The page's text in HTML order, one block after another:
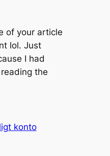
of your article
lol. Just
I had
the
konto